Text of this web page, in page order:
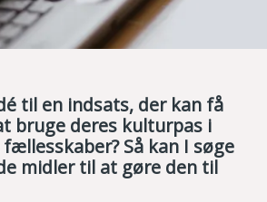
til en indsats, der kan få
bruge deres kulturpas i
Så kan I søge
midler til at gøre den til